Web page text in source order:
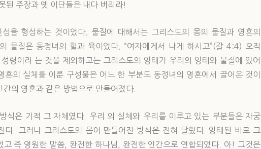
된 주장과 옛 이단들은 내다 버리라!
을 형성하는 것이었다. 물질에 대해서는 그리스도의 몸의 물질과 영혼의
물질은 동정녀의 혈과 육이었다. “여자에게서 나게 하시고”(갈 4:4) 오직
령이라 는 것을 제외하고는 그리스도의 잉태가 우리의 잉태와 물질에 있어
의 실체를 이룬 구성물은 어느 한 부분도 동정녀의 영혼에서 끌어온 것이
의 영혼과 같은 방법으로 만들어졌다.
식은 기적 그 자체였다. 우리 의 실체와 우리를 이루고 있는 부분들은 자궁
다. 그러나 그리스도의 몸이 만들어진 방식은 전혀 달랐다. 잉태된 바로 그
고 즉 영원한 말씀, 완전한 하나님, 완전한 인간으로 연합되었다. 아! 그것은